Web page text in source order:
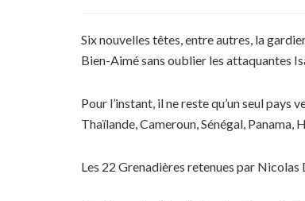
Six nouvelles têtes, entre autres, la
Bien-Aimé sans oublier les attaquantes
Pour l’instant, il ne reste qu’un seul
Thaïlande, Cameroun, Sénégal, Panama,
Les 22 Grenadières retenues par Nicolas